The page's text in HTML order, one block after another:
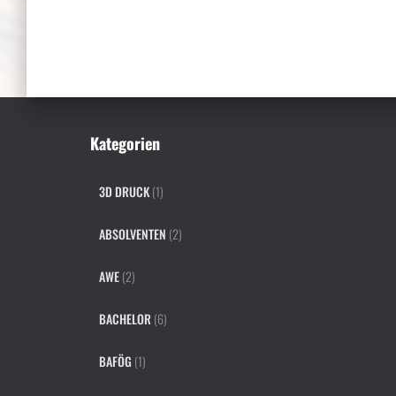
Kategorien
3D DRUCK(1)
ABSOLVENTEN (2)
AWE(2)
BACHELOR (6)
BAFÖG (1)